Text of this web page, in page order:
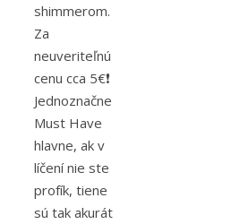
shimmerom.
Za
neuveriteľnú
cenu cca 5€❗
Jednoznačne
Must Have
hlavne, ak v
líčení nie ste
profík, tiene
sú tak akurát